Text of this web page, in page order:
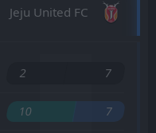
Jeju United FC
2 7
10 7